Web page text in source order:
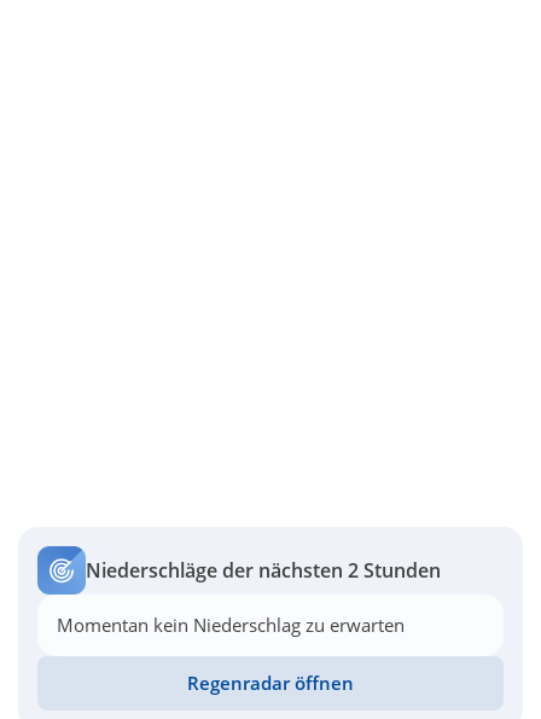
Niederschläge der nächsten 2 Stunden
Momentan kein Niederschlag zu erwarten
Regenradar öffnen